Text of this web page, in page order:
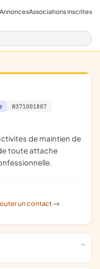
AnnoncesAssociations inscrites
W371001887
toute attache
un contact ->